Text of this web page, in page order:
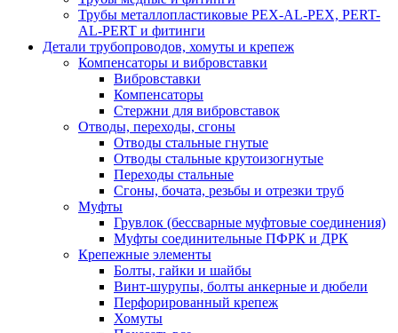
Трубы металлопластиковые PEX-AL-PEX, PERT-
AL-PERT и фитинги
Детали трубопроводов, хомуты и крепеж
Компенсаторы и вибровставки
Вибровставки
Компенсаторы
Стержни для вибровставок
Отводы, переходы, сгоны
Отводы стальные гнутые
Отводы стальные крутоизогнутые
Переходы стальные
Сгоны, бочата, резьбы и отрезки труб
Муфты
Грувлок (бессварные муфтовые соединения)
Муфты соединительные ПФРК и ДРК
Крепежные элементы
Болты, гайки и шайбы
Винт-шурупы, болты анкерные и дюбели
Перфорированный крепеж
Хомуты